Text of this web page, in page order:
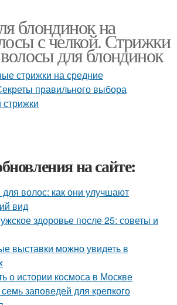
блондинок на
с челкой. Стрижки
для блондинок
на сайте:
волос: как они улучшают
вид
здоровье после 25: советы и
выставки можно увидеть в
о истории космоса в Москве
заповедей для крепкого